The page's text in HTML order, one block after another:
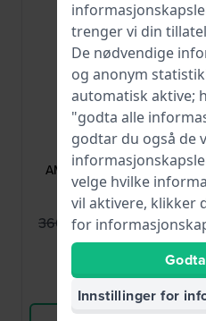
Fossil
AAM4487
AM4487 20 mm White
Silicone Strap
360,00 kr 273,00 kr
● På lager
Sammenlign
trenger vi din
De nødvendige
og anonym
automatisk aktive;
"godta alle
godtar du også de
velge hvilke
vil aktivere, klikker
for
Innstillinger for